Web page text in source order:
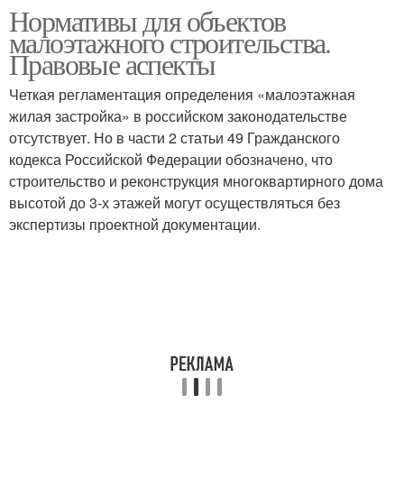
Нормативы для объектов
малоэтажного строительства.
Правовые аспекты
Четкая регламентация определения «малоэтажная
жилая застройка» в российском законодательстве
отсутствует. Но в части 2 статьи 49 Гражданского
кодекса Российской Федерации обозначено, что
строительство и реконструкция многоквартирного дома
высотой до 3-х этажей могут осуществляться без
экспертизы проектной документации.